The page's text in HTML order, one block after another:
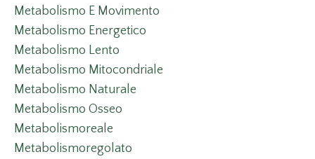
Metabolismo E Movimento
Metabolismo Energetico
Metabolismo Lento
Metabolismo Mitocondriale
Metabolismo Naturale
Metabolismo Osseo
Metabolismoreale
Metabolismoregolato